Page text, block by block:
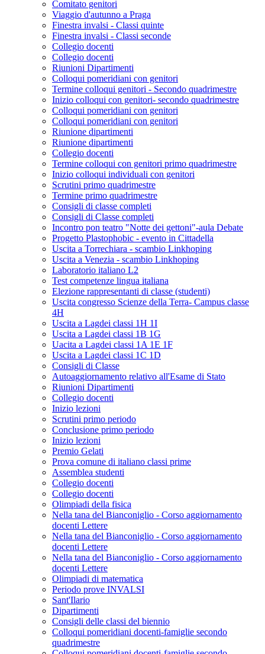
Comitato genitori
Viaggio d'autunno a Praga
Finestra invalsi - Classi quinte
Finestra invalsi - Classi seconde
Collegio docenti
Collegio docenti
Riunioni Dipartimenti
Colloqui pomeridiani con genitori
Termine colloqui genitori - Secondo quadrimestre
Inizio colloqui con genitori- secondo quadrimestre
Colloqui pomeridiani con genitori
Colloqui pomeridiani con genitori
Riunione dipartimenti
Riunione dipartimenti
Collegio docenti
Termine colloqui con genitori primo quadrimestre
Inizio colloqui individuali con genitori
Scrutini primo quadrimestre
Termine primo quadrimestre
Consigli di classe completi
Consigli di Classe completi
Incontro pon teatro "Notte dei gettoni"-aula Debate
Progetto Plastophobic - evento in Cittadella
Uscita a Torrechiara - scambio Linkhoping
Uscita a Venezia - scambio Linkhoping
Laboratorio italiano L2
Test competenze lingua italiana
Elezione rappresentanti di classe (studenti)
Uscita congresso Scienze della Terra- Campus classe
4H
Uscita a Lagdei classi 1H 1I
Uscita a Lagdei classi 1B 1G
Uacita a Lagdei classi 1A 1E 1F
Uscita a Lagdei classi 1C 1D
Consigli di Classe
Autoaggiornamento relativo all'Esame di Stato
Riunioni Dipartimenti
Collegio docenti
Inizio lezioni
Scrutini primo periodo
Conclusione primo periodo
Inizio lezioni
Premio Gelati
Prova comune di italiano classi prime
Assemblea studenti
Collegio docenti
Collegio docenti
Olimpiadi della fisica
Nella tana del Bianconiglio - Corso aggiornamento
docenti Lettere
Nella tana del Bianconiglio - Corso aggiornamento
docenti Lettere
Nella tana del Bianconiglio - Corso aggiornamento
docenti Lettere
Olimpiadi di matematica
Periodo prove INVALSI
Sant'Ilario
Dipartimenti
Consigli delle classi del biennio
Colloqui pomeridiani docenti-famiglie secondo
quadrimestre